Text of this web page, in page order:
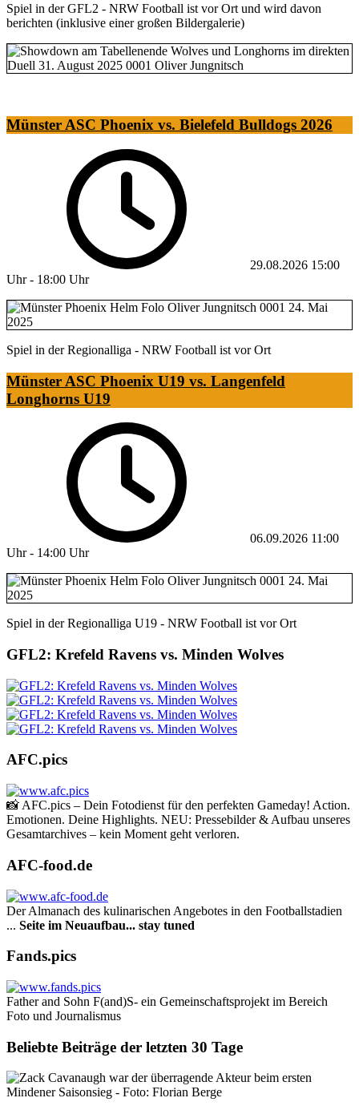
Spiel in der GFL2 - NRW Football ist vor Ort und wird davon
berichten (inklusive einer großen Bildergalerie)
Münster ASC Phoenix vs. Bielefeld Bulldogs 2026
29.08.2026 15:00
Uhr - 18:00 Uhr
Spiel in der Regionalliga - NRW Football ist vor Ort
Münster ASC Phoenix U19 vs. Langenfeld
Longhorns U19
06.09.2026 11:00
Uhr - 14:00 Uhr
Spiel in der Regionalliga U19 - NRW Football ist vor Ort
GFL2: Krefeld Ravens vs. Minden Wolves
AFC.pics
📸 AFC.pics – Dein Fotodienst für den perfekten Gameday! Action.
Emotionen. Deine Highlights. NEU: Pressebilder & Aufbau unseres
Gesamtarchives – kein Moment geht verloren.
AFC-food.de
Der Almanach des ku­li­na­rischen Angebotes in den Footballstadien
... Seite im Neuaufbau... stay tuned
Fands.pics
Father and Sohn F(and)S- ein Gemeinschaftsprojekt im Bereich
Foto und Journalismus
Beliebte Beiträge der letzten 30 Tage